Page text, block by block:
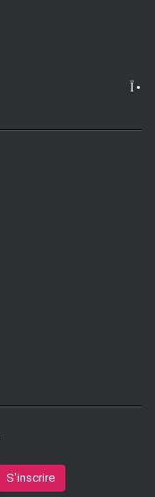
S'inscrire